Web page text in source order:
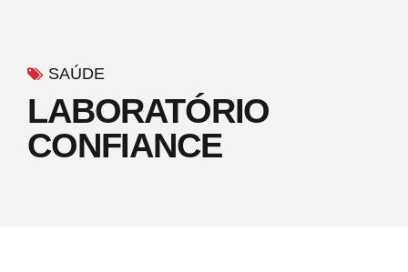
SAÚDE
LABORATÓRIO
CONFIANCE